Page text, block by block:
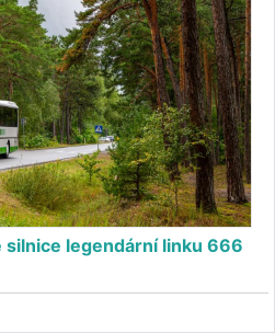
silnice legendární linku 666